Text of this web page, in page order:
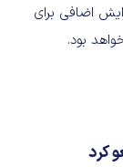
اضافی برای
کرد